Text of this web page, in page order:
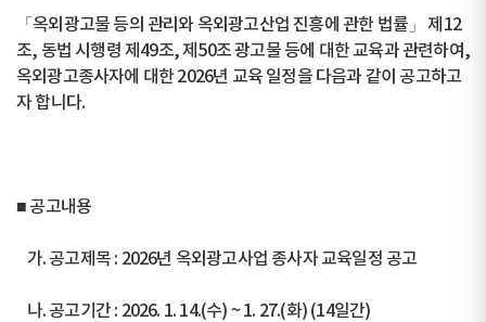
「옥외광고물 등의 관리와 옥외광고산업 진흥에 관한 법률」 제12
조, 동법 시행령 제49조, 제50조 광고물 등에 대한 교육과 관련하여,
옥외광고종사자에 대한 2026년 교육 일정을 다음과 같이 공고하고
자 합니다.
■ 공고내용
가. 공고제목 : 2026년 옥외광고사업 종사자 교육일정 공고
나. 공고기간 : 2026. 1. 14.(수) ~ 1. 27.(화) (14일간)